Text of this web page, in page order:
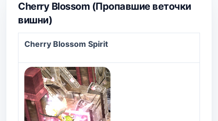
Cherry Blossom (Пропавшие веточки
вишни)
Cherry Blossom Spirit